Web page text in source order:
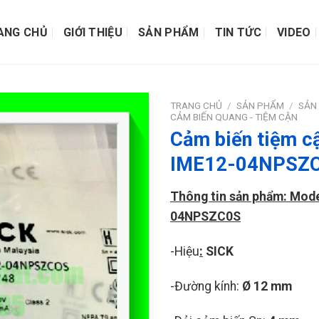
CHỦ GIỚI THIỆU SẢN PHẨM TIN TỨC VIDEO
TRANG CHỦ / SẢN PHẨM /
CẢM BIẾN QUANG - TIỆM CẬN
Cảm biến tiệm
IME12-
Thông tin sản phẩm:
04NPSZC0S
-Hiệu: SICK
-Đường kính: Ø 12 mm